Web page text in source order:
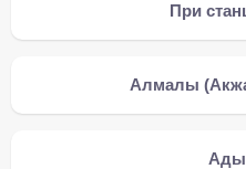
При
Алмалы